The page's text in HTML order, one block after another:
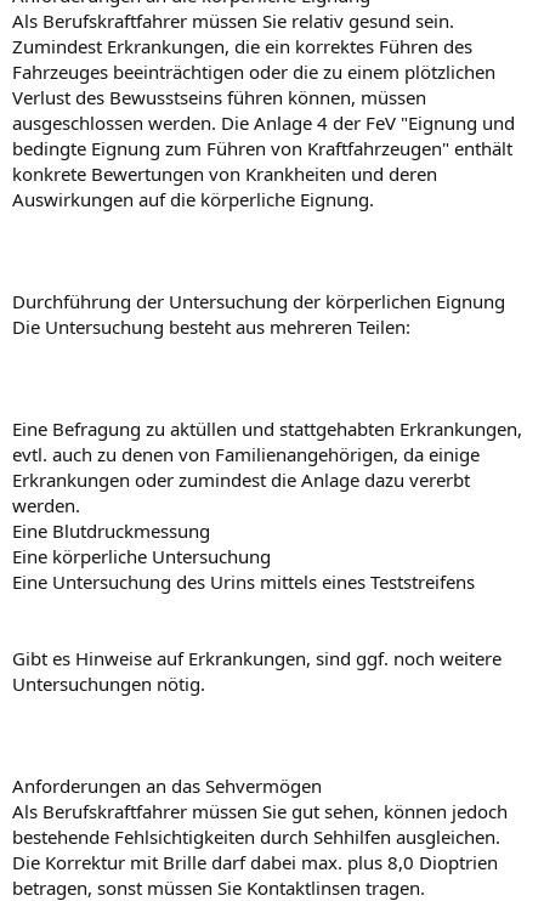
Als Berufskraftfahrer müssen Sie relativ gesund sein.
Zumindest Erkrankungen, die ein korrektes Führen des
Fahrzeuges beeinträchtigen oder die zu einem plötzlichen
Verlust des Bewusstseins führen können, müssen
ausgeschlossen werden. Die Anlage 4 der FeV "Eignung und
bedingte Eignung zum Führen von Kraftfahrzeugen" enthält
konkrete Bewertungen von Krankheiten und deren
Auswirkungen auf die körperliche Eignung.
Durchführung der Untersuchung der körperlichen Eignung
Die Untersuchung besteht aus mehreren Teilen:
Eine Befragung zu aktüllen und stattgehabten Erkrankungen,
evtl. auch zu denen von Familienangehörigen, da einige
Erkrankungen oder zumindest die Anlage dazu vererbt
werden.
Eine Blutdruckmessung
Eine körperliche Untersuchung
Eine Untersuchung des Urins mittels eines Teststreifens
Gibt es Hinweise auf Erkrankungen, sind ggf. noch weitere
Untersuchungen nötig.
Anforderungen an das Sehvermögen
Als Berufskraftfahrer müssen Sie gut sehen, können jedoch
bestehende Fehlsichtigkeiten durch Sehhilfen ausgleichen.
Die Korrektur mit Brille darf dabei max. plus 8,0 Dioptrien
betragen, sonst müssen Sie Kontaktlinsen tragen.